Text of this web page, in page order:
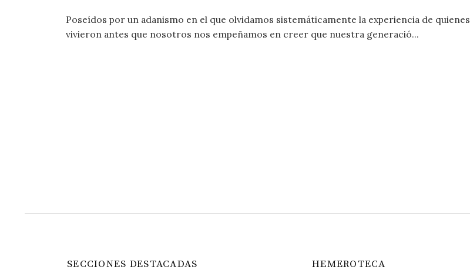
Poseídos por un adanismo en el que olvidamos sistemáticamente la experiencia de quienes
vivieron antes que nosotros nos empeñamos en creer que nuestra generació...
SECCIONES DESTACADAS HEMEROTECA